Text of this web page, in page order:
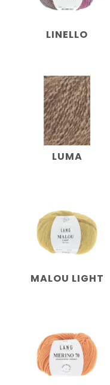
LINELLO
LUMA
MALOU LIGHT